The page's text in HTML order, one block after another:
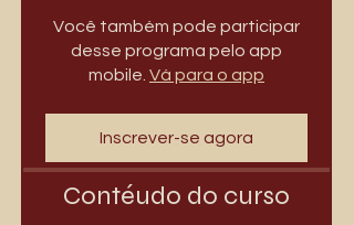
Você também pode participar
desse programa pelo app
mobile. Vá para o app
Inscrever-se agora
Contéudo do curso